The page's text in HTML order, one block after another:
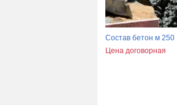
Состав бетон м 250
Цена договорная